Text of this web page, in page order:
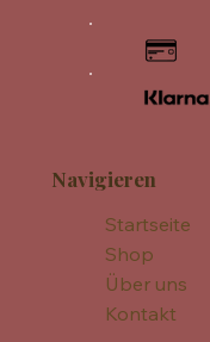
Navigieren
Startseite
Shop
Über uns
Kontakt